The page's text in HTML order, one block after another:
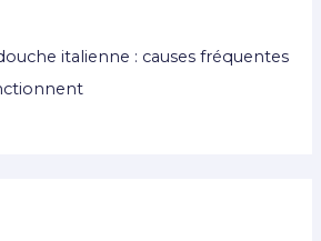
italienne : causes fréquentes